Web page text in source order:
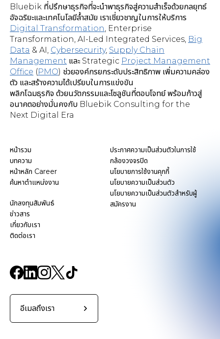
Bluebik ที่ปรึกษาธุรกิจที่จะนำพาธุรกิจสู่ความสำเร็จด้วยกลยุทธ์
อัจฉริยะและเทคโนโลยีล้ำสมัย เราเชี่ยวชาญในการให้บริการ
Digital Transformation, Enterprise
Transformation, AI-Led Integrated Services, Big
Data & AI, Cybersecurity, Supply Chain
Management และ Strategic Project Management
Office (PMO) ช่วยองค์กรยกระดับประสิทธิภาพ เพิ่มความคล่อง
ตัว และสร้างความได้เปรียบในการแข่งขัน
พลิกโฉมธุรกิจ ด้วยนวัตกรรมและโซลูชันที่ตอบโจทย์ พร้อมก้าวสู่
อนาคตอย่างมั่นคงกับ Bluebik Consulting for the
Next Digital Era
หน้ารวม
บทความ
หน้าหลัก Career
ค้นหาตำแหน่งงาน
นักลงทุนสัมพันธ์
ข่าวสาร
เกี่ยวกับเรา
ติดต่อเรา
ประกาศความเป็นส่วนตัวในการใช้
กล้องวงจรปิด
นโยบายการใช้งานคุกกี้
นโยบายความเป็นส่วนตัว
นโยบายความเป็นส่วนตัวสำหรับผู้
สมัครงาน
อีเมลถึงเรา